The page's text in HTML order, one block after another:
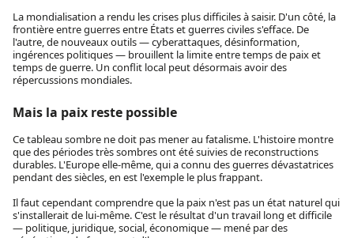
La mondialisation a rendu les crises plus difficiles à saisir. D'un côté, la
frontière entre guerres entre États et guerres civiles s'efface. De
l'autre, de nouveaux outils — cyberattaques, désinformation,
ingérences politiques — brouillent la limite entre temps de paix et
temps de guerre. Un conflit local peut désormais avoir des
répercussions mondiales.
Mais la paix reste possible
Ce tableau sombre ne doit pas mener au fatalisme. L'histoire montre
que des périodes très sombres ont été suivies de reconstructions
durables. L'Europe elle-même, qui a connu des guerres dévastatrices
pendant des siècles, en est l'exemple le plus frappant.
Il faut cependant comprendre que la paix n'est pas un état naturel qui
s'installerait de lui-même. C'est le résultat d'un travail long et difficile
— politique, juridique, social, économique — mené par des